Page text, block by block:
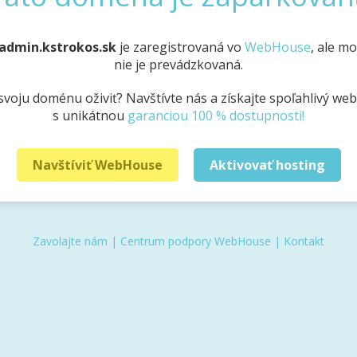
admin.kstrokos.skje zaregistrovaná vo WebHouse, ale
nie je prevádzkovaná.
doménu oživiť? Navštívte nás a získajte spoľahlivý
s unikátnou garanciou 100 % dostupnosti!
Navštíviť WebHouse Aktivovať hosting
Zavolajte nám | Centrum podpory WebHouse | Kontakt